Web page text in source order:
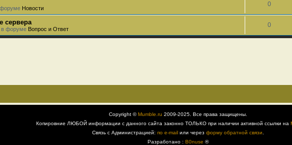
Новости
0
сервера
в форуме Вопрос и Ответ
0
Copyright ©Mumble.ru 2009-2025. Все права защищены.
Копировние ЛЮБОЙ информации с данного сайта законно ТОЛЬКО при наличии активной ссылки на
Связь с Администрацией: по e-mail или через форму обратной связи
Разработано : B0nuse ®